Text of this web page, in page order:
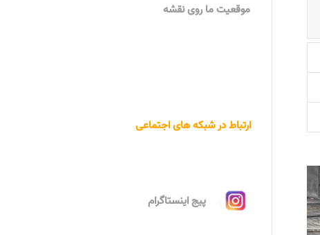
موقعیت ما روی نقشه
ارتباط در شبکه های اجتماعی
پیج اینستاگرام